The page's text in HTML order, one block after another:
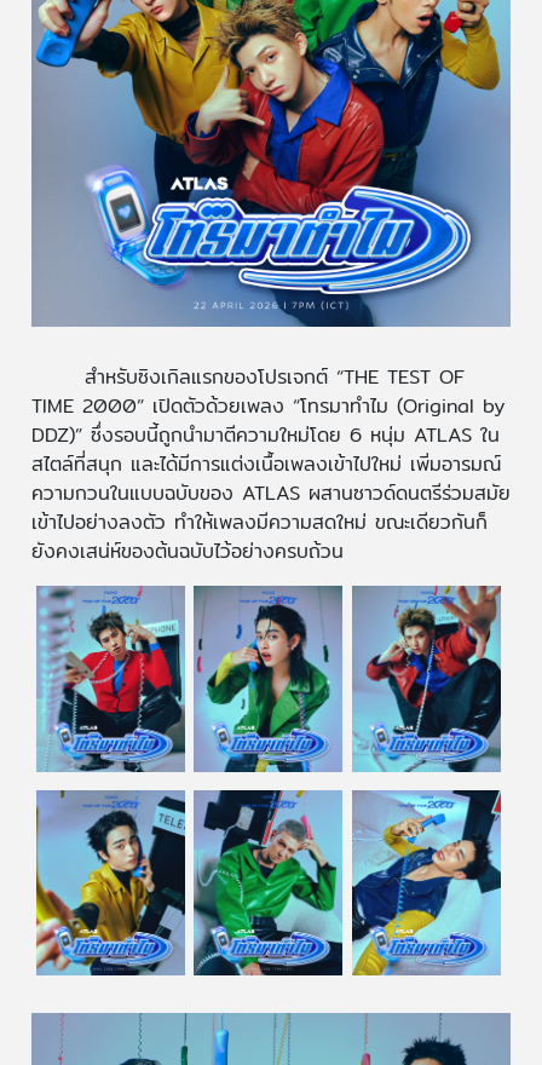
สำหรับซิงเกิลแรกของโปรเจกต์ “THE TEST OF
TIME 2000” เปิดตัวด้วยเพลง “โทรมาทำไม (Original by
DDZ)” ซึ่งรอบนี้ถูกนำมาตีความใหม่โดย 6 หนุ่ม ATLAS ใน
สไตล์ที่สนุก และได้มีการแต่งเนื้อเพลงเข้าไปใหม่ เพิ่มอารมณ์
ความกวนในแบบฉบับของ ATLAS ผสานซาวด์ดนตรีร่วมสมัย
เข้าไปอย่างลงตัว ทำให้เพลงมีความสดใหม่ ขณะเดียวกันก็
ยังคงเสน่ห์ของต้นฉบับไว้อย่างครบถ้วน